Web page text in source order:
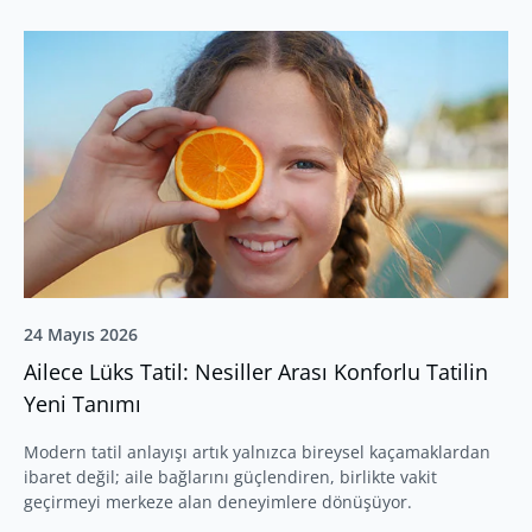
24 Mayıs 2026
Ailece Lüks Tatil: Nesiller Arası Konforlu Tatilin
Yeni Tanımı
Modern tatil anlayışı artık yalnızca bireysel kaçamaklardan
ibaret değil; aile bağlarını güçlendiren, birlikte vakit
geçirmeyi merkeze alan deneyimlere dönüşüyor.